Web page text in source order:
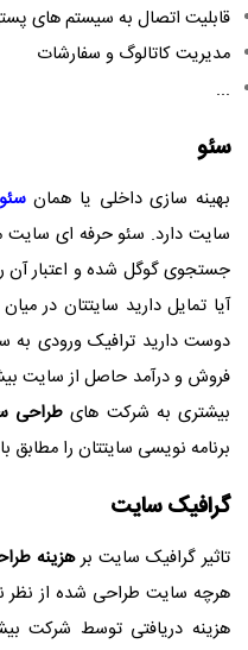
قابلیت اتصال به سیستم های
مدیریت کاتالوگ و سفارشات
...
سئو
بهینه سازی داخلی یا همان
سایت دارد. سئو حرفه ای سایت
جستجوی گوگل شده و اعتبار آن
آیا تمایل دارید سایتتان در
دوست دارید ترافیک ورودی به
فروش و درآمد حاصل از سایت
بیشتری به شرکت های طراحی
برنامه نویسی سایتتان را مطابق
گرافیک سایت
تاثیر گرافیک سایت برهزینه
هرچه سایت طراحی شده از نظر
هزینه دریافتی توسط شرکت